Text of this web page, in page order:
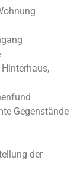
Gegenstände
der